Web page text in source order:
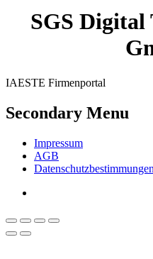
SGS Digital
IAESTE Firmenportal
Secondary Menu
Impressum
AGB
Datenschutzbestimmungen